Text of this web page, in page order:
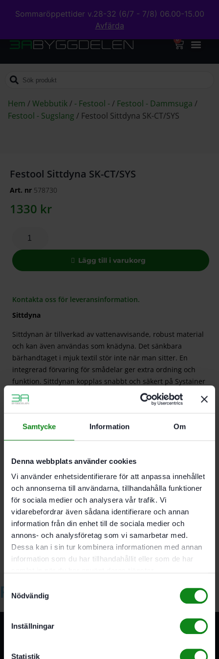
Samtycke Information Om
Denna webbplats använder cookies
Vi använder enhetsidentifierare för att anpassa innehållet
och annonserna till användarna, tillhandahålla funktioner
för sociala medier och analysera vår trafik. Vi
vidarebefordrar även sådana identifierare och annan
information från din enhet till de sociala medier och
annons- och analysföretag som vi samarbetar med.
Dessa kan i sin tur kombinera informationen med annan
information som du har tillhandahållit eller som de har
Samtyckesval
Nödvändig
Inställningar
Statistik
Sommaröppettider v.28-32 (6/7 - 7/8) 06.00-15.00
Avfärda
0
Hem /Webbutik/ - Festool -/ Festool - Dammsuga /
Festool - Sugslang / Festool Sittdyna SK-CT/SYS
Festool Sittdyna SK-CT/SYS
Art. nr 578730
1330 kr
Lägg till i varukorg
Kontakta oss för leveransinformation.
Sittdyna
Sittdynan är tillverkad av vattenavvisande, robust material
och kan även användas som knädyna. Det sänkbara
bärhandtaget i mjuk textil stör inte när man sitter. En
integrerad förvaring för smådelar ger extra ordning och
funktion. Sittdynan kopplas snabbt och säkert på Systainer
och dammsugare med T-LOC. På SYS-RB gör den rullvagnen
till en bekväm, mobil knädyna eller rullande pall.
Recensioner (0)
Det finns inga recensioner än.
Bli först med att recensera ”Festool Sittdyna SK-
CT/SYS”
Du måste varainloggadför att skriva en recension.
Relaterade produkter